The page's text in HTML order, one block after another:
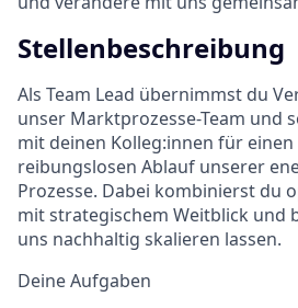
Stellenbeschreibung
Als Team Lead übernimmst du
unser Marktprozesse-Team und
mit deinen Kolleg:innen für
reibungslosen Ablauf unserer
Prozesse. Dabei kombinierst du
mit strategischem Weitblick und
uns nachhaltig skalieren lassen.
Deine Aufgaben